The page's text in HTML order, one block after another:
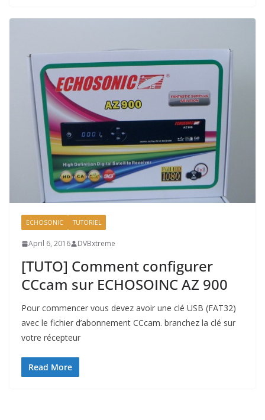
ECHOSONIC TUTORIEL
April 6, 2016 DVBxtreme
[TUTO] Comment configurer
CCcam sur ECHOSOINC AZ 900
Pour commencer vous devez avoir une clé USB (FAT32)
avec le fichier d’abonnement CCcam. branchez la clé sur
votre récepteur
Read More